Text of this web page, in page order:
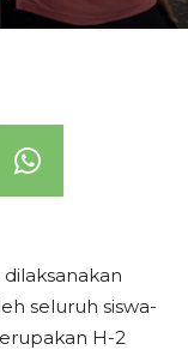
seluruh siswa-
H-2